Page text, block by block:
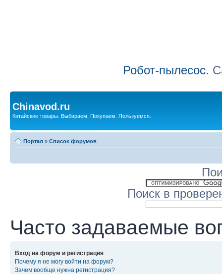
Робот-пылесос.
Chinavod.ru
Китайские товары. Выбираем. Покупаем. Пользуемся.
Портал » Список форумов
Поиск в
Часто задаваемые
Вход на форум и регистрация
Почему я не могу войти на форум?
Зачем вообще нужна регистрация?